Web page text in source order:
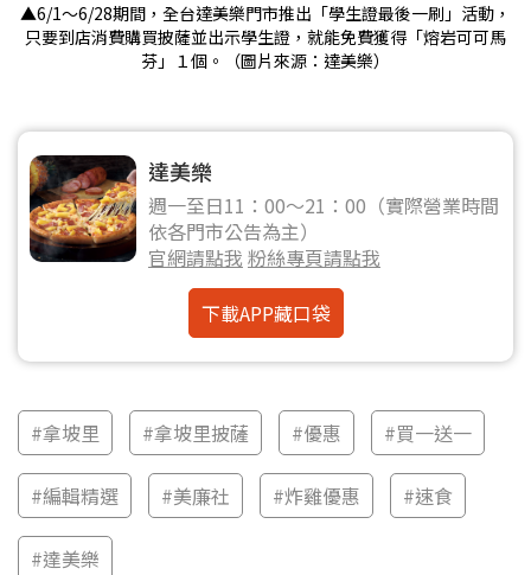
▲6/1～6/28期間，全台達美樂門市推出「學生證最後一刷」活動，
只要到店消費購買披薩並出示學生證，就能免費獲得「熔岩可可馬
芬」１個。（圖片來源：達美樂）
達美樂
週一至日11：00～21：00（實際營業時間
依各門市公告為主）
官網請點我 粉絲專頁請點我
下載APP藏口袋
#拿坡里 #拿坡里披薩 #優惠 #買一送一
#編輯精選 #美廉社 #炸雞優惠 #速食
#達美樂